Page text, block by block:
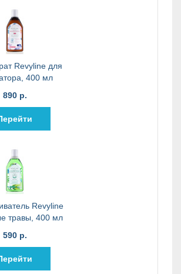
Revyline для
400 мл
890 р.
Revyline
травы, 400 мл
590 р.